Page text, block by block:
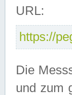
URL:
https://
Die
und zum